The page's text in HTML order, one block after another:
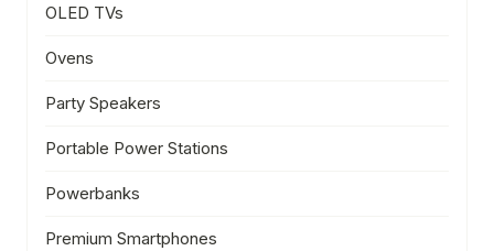
OLED TVs
Ovens
Party Speakers
Portable Power Stations
Powerbanks
Premium Smartphones